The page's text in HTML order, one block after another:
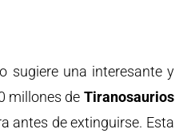
sugiere una interesante y
millones de Tiranosaurios
antes de extinguirse. Esta